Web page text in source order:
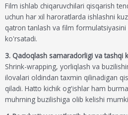
Film ishlab chiqaruvchilari qisqarish
uchun har xil haroratlarda ishlashni
qatron tanlash va film
ko'rsatadi.
3. Qadoqlash samaradorligi va tashqi
Shrink-wrapping, yorliqlash va
ilovalari oldindan taxmin qilinadigan
qiladi. Hatto kichik og'ishlar ham
muhrning buzilishiga olib kelishi